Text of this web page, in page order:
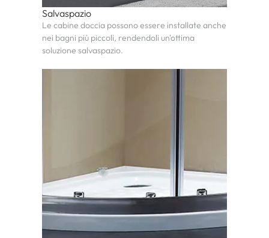
Salvaspazio
Le cabine doccia possono essere installate anche
nei bagni più piccoli, rendendoli un'ottima
soluzione salvaspazio.